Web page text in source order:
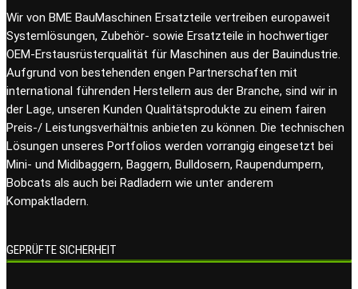
Wir von BME BauMaschinen Ersatzteile vertreiben europaweit
Systemlösungen, Zubehör- sowie Ersatzteile in hochwertiger
OEM-Erstausrüsterqualität für Maschinen aus der Bauindustrie.
Aufgrund von bestehenden engen Partnerschaften mit
international führenden Herstellern aus der Branche, sind wir in
der Lage, unseren Kunden Qualitätsprodukte zu einem fairen
Preis-/ Leistungsverhältnis anbieten zu können. Die technischen
Lösungen unseres Portfolios werden vorrangig eingesetzt bei
Mini- und Midibaggern, Baggern, Bulldosern, Raupendumpern,
Bobcats als auch bei Radladern wie unter anderem
Kompaktladern.
GEPRÜFTE SICHERHEIT